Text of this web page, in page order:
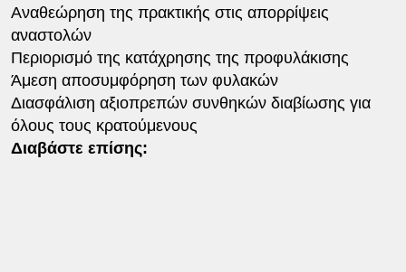
Αναθεώρηση της πρακτικής στις απορρίψεις
αναστολών
Περιορισμό της κατάχρησης της προφυλάκισης
​Άμεση αποσυμφόρηση των φυλακών
​Διασφάλιση αξιοπρεπών συνθηκών διαβίωσης για
όλους τους κρατούμενους
Διαβάστε επίσης: